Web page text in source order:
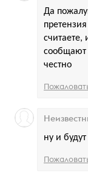
Да
считаете,
сообщают
честно
ну и